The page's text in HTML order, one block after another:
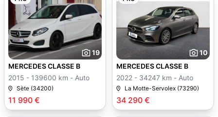
19
11 990 €
MERCEDES CLASSE B
2015 - 139600 km - Auto
Sète (34200)
10
34 290 €
MERCEDES CLASSE B
2022 - 34247 km - Auto
La Motte-Servolex (73290)